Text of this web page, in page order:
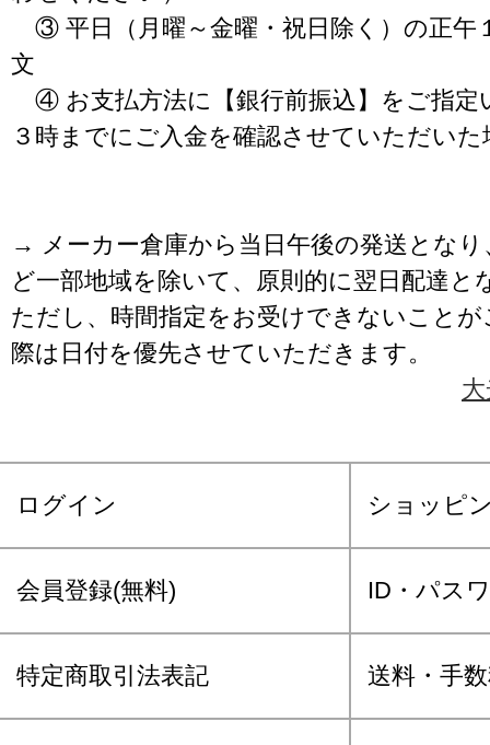
③ 平日（月曜～金曜・祝日除く）の正午
文
④ お支払方法に【銀行前振込】をご指定
３時までにご入金を確認させていただいた
→ メーカー倉庫から当日午後の発送となり
ど一部地域を除いて、原則的に翌日配達と
ただし、時間指定をお受けできないこと
際は日付を優先させていただきます。
ログイン ショッピ
会員登録(無料) ID・パス
特定商取引法表記 送料・手